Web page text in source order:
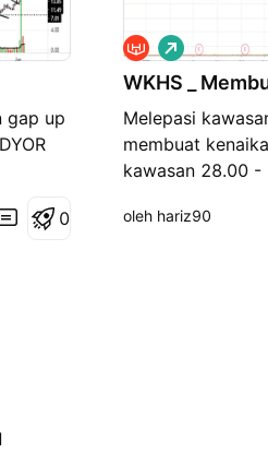
gap up
0
WKHS _
Melepasi
membuat
kawasan 28.00 -
P
a
n
a
n
g
oleh hariz90